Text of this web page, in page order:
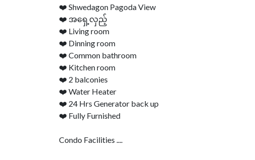
❤️ Shwedagon Pagoda View
❤️ အရှေ့လှည့်
❤️ Living room
❤️ Dinning room
❤️ Common bathroom
❤️ Kitchen room
❤️ 2 balconies
❤️ Water Heater
❤️ 24 Hrs Generator back up
❤️ Fully Furnished
Condo Facilities ....